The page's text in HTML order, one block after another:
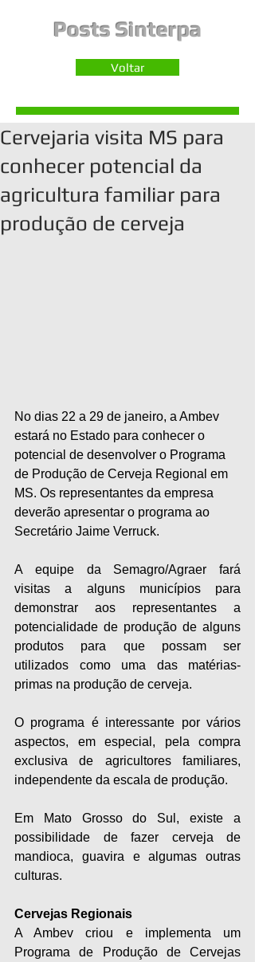
Posts Sinterpa
Voltar
Cervejaria visita MS para
conhecer potencial da
agricultura familiar para
produção de cerveja
No dias 22 a 29 de janeiro, a Ambev
estará no Estado para conhecer o
potencial de desenvolver o Programa
de Produção de Cerveja Regional em
MS. Os representantes da empresa
deverão apresentar o programa ao
Secretário Jaime Verruck.
A equipe da Semagro/Agraer fará
visitas a alguns municípios para
demonstrar aos representantes a
potencialidade de produção de alguns
produtos para que possam ser
utilizados como uma das matérias-
primas na produção de cerveja.
O programa é interessante por vários
aspectos, em especial, pela compra
exclusiva de agricultores familiares,
independente da escala de produção.
Em Mato Grosso do Sul, existe a
possibilidade de fazer cerveja de
mandioca, guavira e algumas outras
culturas.
Cervejas Regionais
A Ambev criou e implementa um
Programa de Produção de Cervejas